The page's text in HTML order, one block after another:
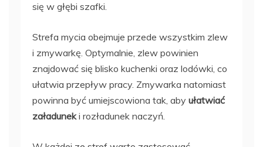
się w głębi szafki.
Strefa mycia obejmuje przede wszystkim zlew
i zmywarkę. Optymalnie, zlew powinien
znajdować się blisko kuchenki oraz lodówki, co
ułatwia przepływ pracy. Zmywarka natomiast
powinna być umiejscowiona tak, aby ułatwiać
załaduneki rozładunek naczyń.